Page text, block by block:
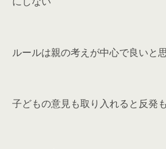
ルールは親の考えが中心で良いと
子どもの意見も取り入れると反発